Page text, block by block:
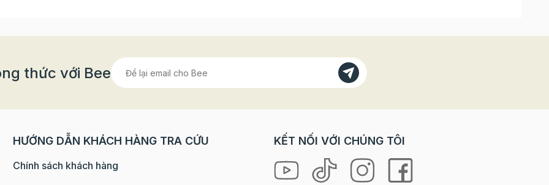
- Đường kính 30g - Mật ngô 50g - Bột whipping cream 20g -
thức với Bee
HƯỚNG DẪN KHÁCH HÀNG TRA CỨU
Chính sách khách hàng
KẾT NỐI VỚI CHÚNG TÔI